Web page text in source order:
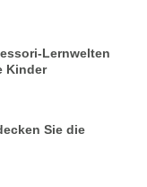
Lernwelten
Kinder
Sie die